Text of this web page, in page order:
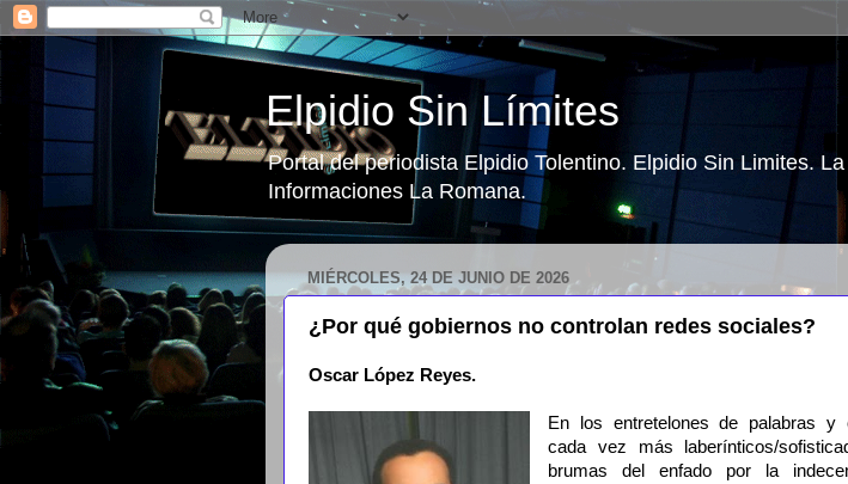
Elpidio Sin Límites
Portal del periodista Elpidio Tolentino. Elpidio Sin Limites.
Informaciones La Romana.
MIÉRCOLES, 24 DE JUNIO DE 2026
¿Por qué gobiernos no controlan redes sociales?
Oscar López Reyes.
En los entretelones de palabras y
cada vez más laberínticos/
brumas del enfado por la